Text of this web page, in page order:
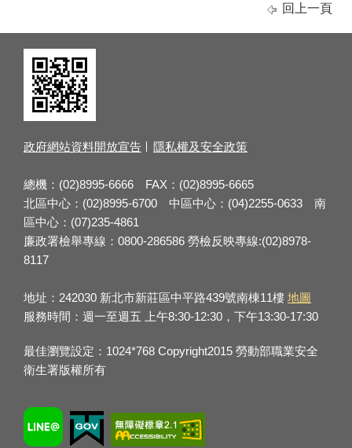
回上一頁
政府網站資料開放宣告 隱私權及安全政策
總機：(02)8995-6666 FAX：(02)8995-6665
北區中心：(02)8995-6700 中區中心：(04)2255-0633 南
區中心：(07)235-4861
廉政署檢舉專線：0800-286586 勞檢反映專線:(02)8978-
8117
地址：242030 新北市新莊區中平路439號南棟11樓 地圖
服務時間：週一至週五 上午8:30-12:30，下午13:30-17:30
最佳瀏覽設定：1024*768 Copyright2015 勞動部職業安全
衛生署版權所有